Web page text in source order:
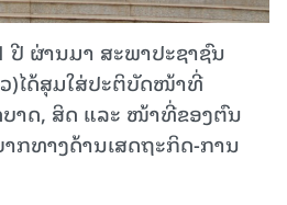
ປີ ຜ່ານມາ ສະພາປະຊາຊົນ
)ໄດ້ສຸມໃສ່ປະຕິບັດໜ້າທີ່
າດ, ສິດ ແລະ ໜ້າທີ່ຂອງຕົນ
ກທາງດ້ານເສດຖະກິດ-ການ